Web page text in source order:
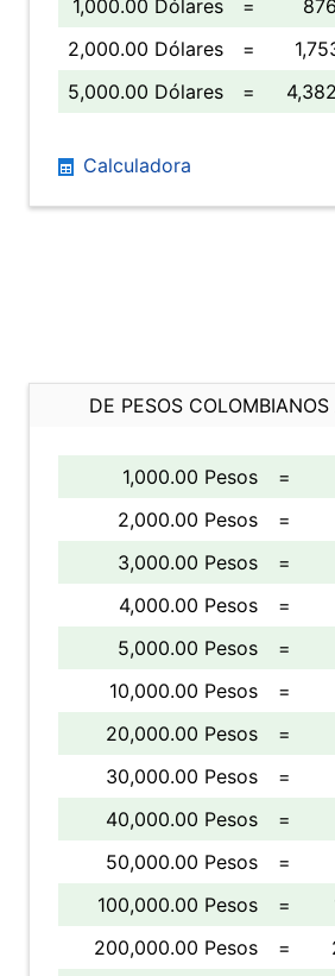
1,000.00 Dólares
=
2,000.00 Dólares
=
5,000.00 Dólares
=
Calculadora
DE PESOS
1,000.00 Pesos =
2,000.00 Pesos
=
3,000.00 Pesos
=
4,000.00 Pesos
=
5,000.00 Pesos
=
10,000.00 Pesos
=
20,000.00 Pesos
=
30,000.00 Pesos
=
40,000.00 Pesos
=
50,000.00 Pesos
=
100,000.00 Pesos
=
200,000.00 Pesos
=